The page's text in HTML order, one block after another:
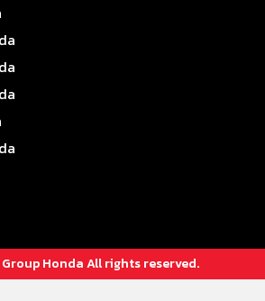
Honda All rights reserved.